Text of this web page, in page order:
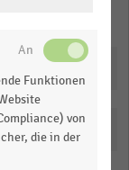
Funktionen
von
die in der